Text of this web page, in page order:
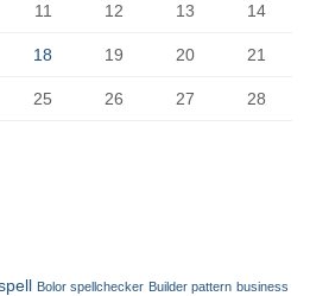
11 12 13 14
18 19 20 21
25 26 27 28
Bolor spellchecker Builder pattern business